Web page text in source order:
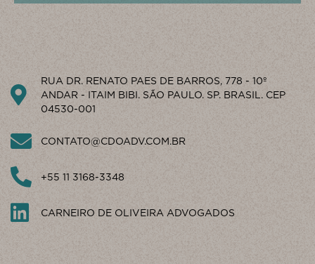
RUA DR. RENATO PAES DE BARROS, 778 - 10º
ANDAR - ITAIM BIBI. SÃO PAULO. SP. BRASIL. CEP
04530-001
CONTATO@CDOADV.COM.BR
+55 11 3168-3348
CARNEIRO DE OLIVEIRA ADVOGADOS